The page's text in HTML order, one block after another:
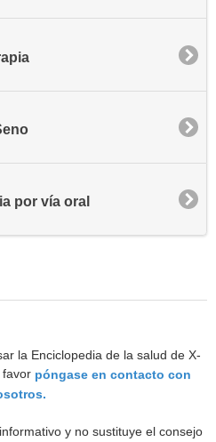
por vía oral
la Enciclopedia de la salud de X-
favor póngase en contacto con
y no sustituye el consejo